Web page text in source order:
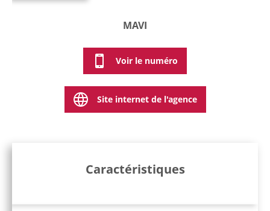
MAVI
Voir le numéro
Site internet de l'agence
Caractéristiques